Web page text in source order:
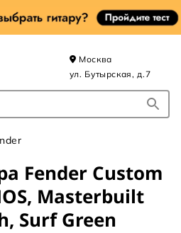
Москва
ул. Бутырская, д.7
Fender Custom
Masterbuilt
Surf Green